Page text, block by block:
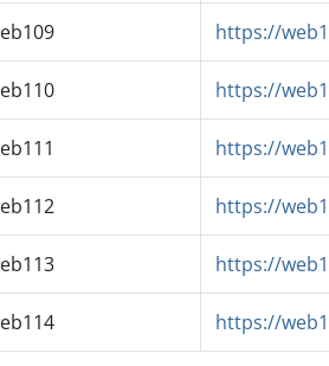
https://
https://
https://
https://
https://
https://